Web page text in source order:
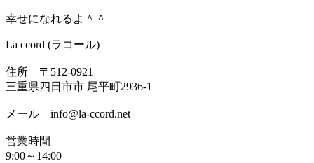
幸せになれるよ＾＾
La ccord (ラコール)
住所 〒512-0921
三重県四日市市 尾平町2936-1
メール info@la-ccord.net
営業時間
9:00～14:00